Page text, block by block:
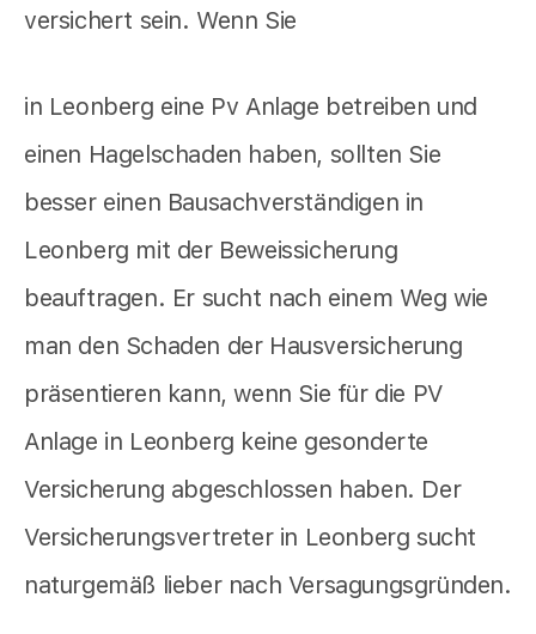
versichert sein. Wenn Sie
in Leonberg eine Pv Anlage betreiben und
einen Hagelschaden haben, sollten Sie
besser einen Bausachverständigen in
Leonberg mit der Beweissicherung
beauftragen. Er sucht nach einem Weg wie
man den Schaden der Hausversicherung
präsentieren kann, wenn Sie für die PV
Anlage in Leonberg keine gesonderte
Versicherung abgeschlossen haben. Der
Versicherungsvertreter in Leonberg sucht
naturgemäß lieber nach Versagungsgründen.